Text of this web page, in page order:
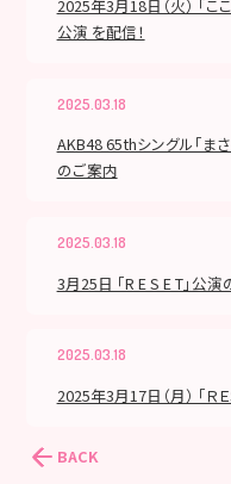
2025年3月18日（火） 「
公演 を配信！
2025.03.18
AKB48 65thシングル「ま
のご案内
2025.03.18
3月25日 「R E S E T」公
2025.03.18
2025年3月17日（月） 「Ｒ
BACK